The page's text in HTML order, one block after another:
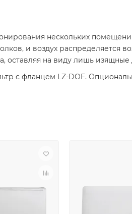
нескольких
и воздух
на виду лишь
с фланцем LZ-DOF.